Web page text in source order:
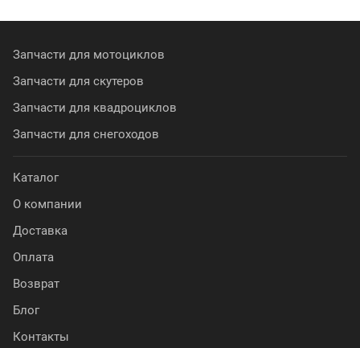
Запчасти для мотоциклов
Запчасти для скутеров
Запчасти для квадроциклов
Запчасти для снегоходов
Каталог
О компании
Доставка
Оплата
Возврат
Блог
Контакты